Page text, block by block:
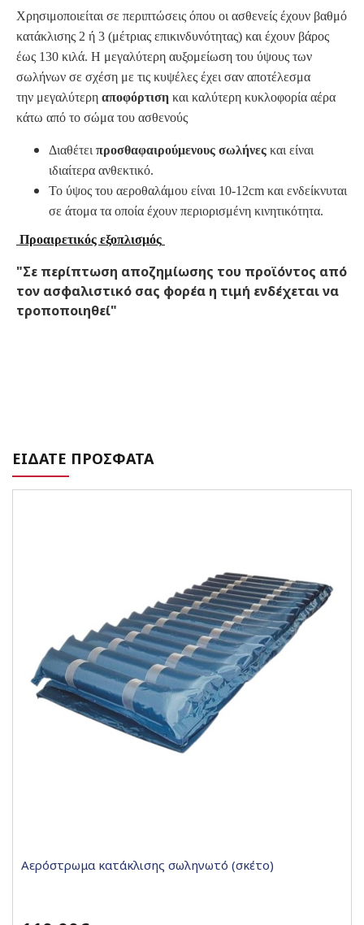
Χρησιμοποιείται σε περιπτώσεις όπου οι ασθενείς έχουν βαθμό
κατάκλισης 2 ή 3 (μέτριας επικινδυνότητας) και έχουν βάρος
έως 130 κιλά. Η μεγαλύτερη αυξομείωση του ύψους των
σωλήνων σε σχέση με τις κυψέλες έχει σαν αποτέλεσμα
την μεγαλύτερη αποφόρτιση και καλύτερη κυκλοφορία αέρα
κάτω από το σώμα του ασθενούς
Διαθέτει προσθαφαιρούμενους σωλήνες και είναι
ιδιαίτερα ανθεκτικό.
Το ύψος του αεροθαλάμου είναι 10-12cm και ενδείκνυται
σε άτομα τα οποία έχουν περιορισμένη κινητικότητα.
Προαιρετικός εξοπλισμός
"Σε περίπτωση αποζημίωσης του προϊόντος από
τον ασφαλιστικό σας φορέα η τιμή ενδέχεται να
τροποποιηθεί"
ΕΙΔΑΤΕ ΠΡΟΣΦΑΤΑ
Αερόστρωμα κατάκλισης σωληνωτό (σκέτο)